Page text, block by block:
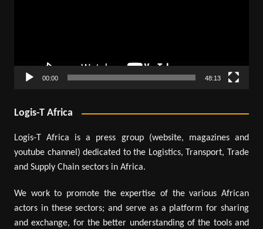
00:00 48:13
Logis-T Africa
Logis-T Africa is a press group (website, magazines and
youtube channel) dedicated to the Logistics, Transport, Trade
and Supply Chain sectors in Africa.
We work to promote the expertise of the various African
actors in these sectors; and serve as a platform for sharing
and exchange, for the better understanding of the tools and